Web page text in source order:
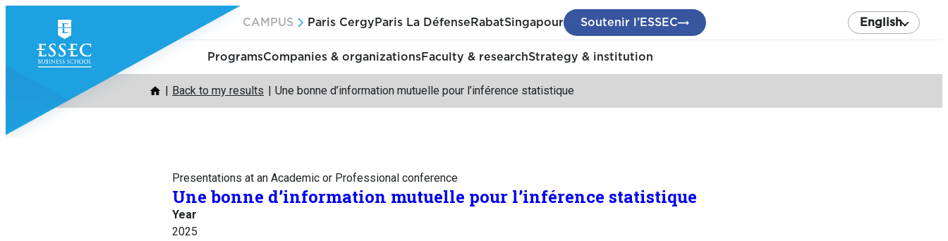
content
CAMPUS Paris Cergy Paris La Défense RabatSingapour Soutenir l’ESSEC English
ProgramsCompanies & organizationsFaculty & researchStrategy & institution
Back to my results Une bonne d’information mutuelle pour l’inférence statistique
Presentations at an Academic or Professional conference
Une bonne d’information mutuelle pour l’inférence statistique
Year
2025